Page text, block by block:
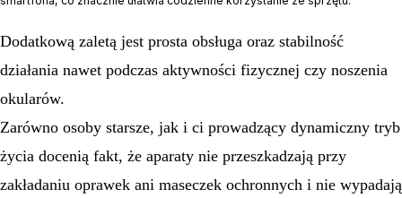
Dodatkową zaletą jest prosta obsługa oraz stabilność
działania nawet podczas aktywności fizycznej czy noszenia
okularów.
Zarówno osoby starsze, jak i ci prowadzący dynamiczny tryb
życia docenią fakt, że aparaty nie przeszkadzają przy
zakładaniu oprawek ani maseczek ochronnych i nie wypadają